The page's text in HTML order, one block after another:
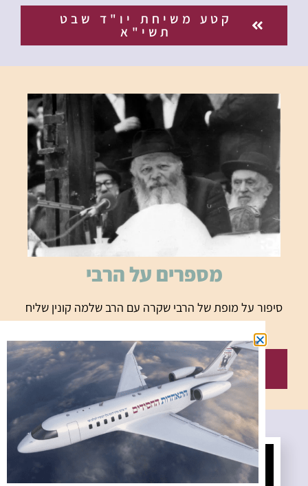
קטע משיחת יו"ד שבט
תשי"א
מספרים על הרבי
סיפור על מופת של הרבי שקרה עם הרב שלמה קונין שליח
הרבי לקליפורניה
סיפור על הרבי מלך
המשיח